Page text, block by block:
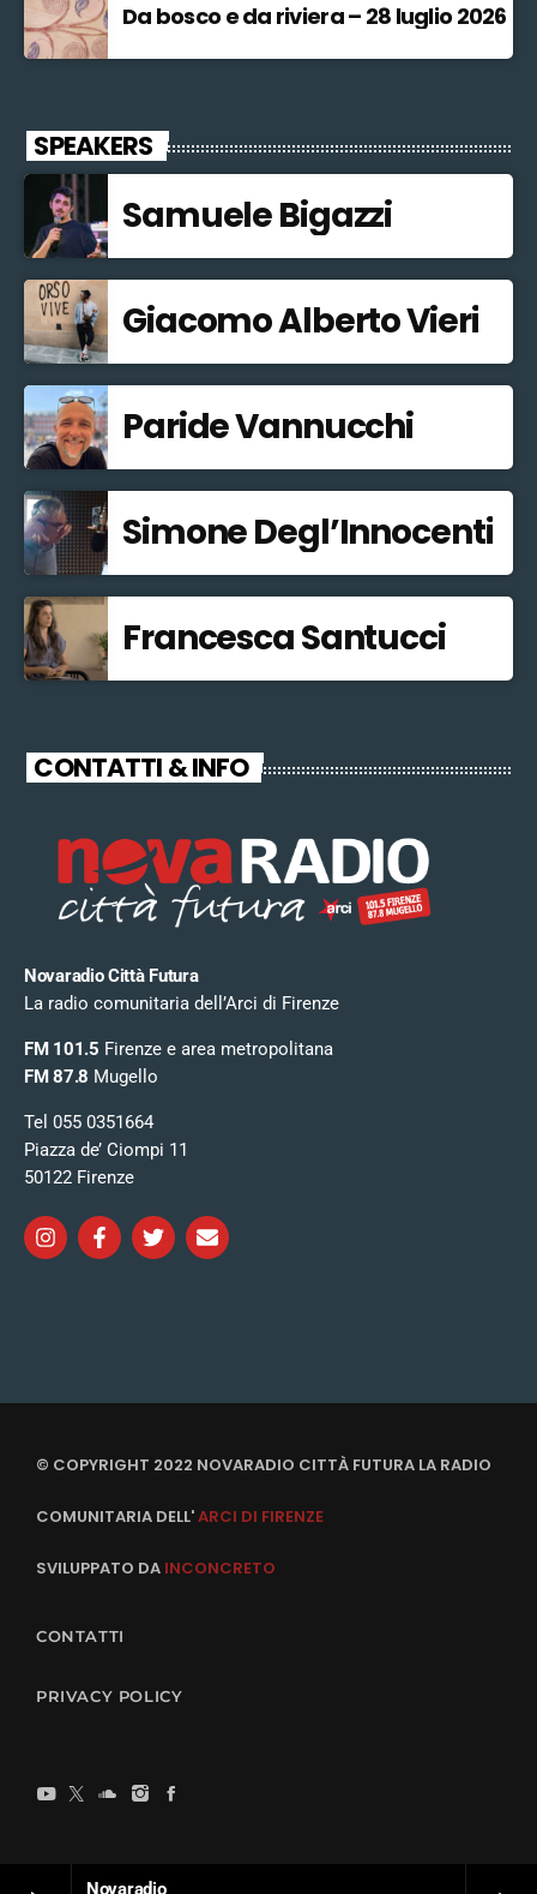
Novaradio
Da bosco e da riviera – 28 luglio 2026
SPEAKERS
Samuele Bigazzi
Giacomo Alberto Vieri
Paride Vannucchi
Simone Degl’Innocenti
Francesca Santucci
CONTATTI & INFO
Novaradio Città Futura
La radio comunitaria dell’Arci di Firenze
FM 101.5 Firenze e area metropolitana
FM 87.8 Mugello
Tel 055 0351664
Piazza de’ Ciompi 11
50122 Firenze
© COPYRIGHT 2022 NOVARADIO CITTÀ FUTURA LA RADIO
COMUNITARIA DELL'ARCI DI FIRENZE
SVILUPPATO DA INCONCRETO
CONTATTI
PRIVACY POLICY